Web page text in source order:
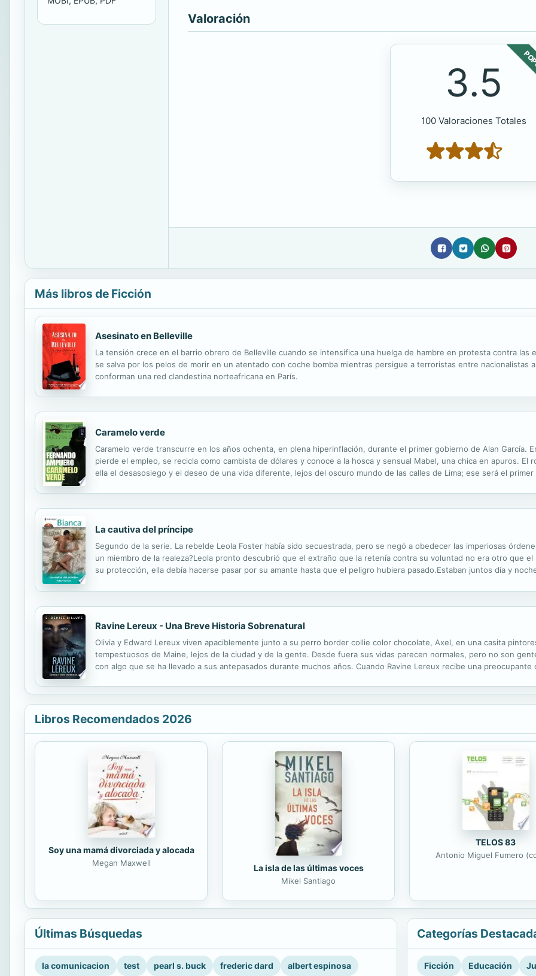
Valoración
3.5
100 Valoraciones Totales
Más libros de Ficción
Asesinato en Belleville
La tensión crece en el barrio obrero de Belleville cuando se intensifica una huelga de hambre en protesta contra las
se salva por los pelos de morir en un atentado con coche bomba mientras persigue a terroristas entre nacionalistas
conforman una red clandestina norteafricana en París.
Caramelo verde
Caramelo verde transcurre en los años ochenta, en plena hiperinflación, durante el primer gobierno de Alan García.
pierde el empleo, se recicla como cambista de dólares y conoce a la hosca y sensual Mabel, una chica en apuros. El
ella el desasosiego y el deseo de una vida diferente, lejos del oscuro mundo de las calles de Lima; ese será el
La cautiva del príncipe
Segundo de la serie. La rebelde Leola Foster había sido secuestrada, pero se negó a obedecer las imperiosas
un miembro de la realeza?Leola pronto descubrió que el extraño que la retenía contra su voluntad no era otro que
su protección, ella debía hacerse pasar por su amante hasta que el peligro hubiera pasado.Estaban juntos día y
Ravine Lereux - Una Breve Historia Sobrenatural
Olivia y Edward Lereux viven apaciblemente junto a su perro border collie color chocolate, Axel, en una casita
tempestuosos de Maine, lejos de la ciudad y de la gente. Desde fuera sus vidas parecen normales, pero no son
con algo que se ha llevado a sus antepasados durante muchos años. Cuando Ravine Lereux recibe una
Libros Recomendados 2026
Soy una mamá divorciada y alocada
Megan Maxwell La isla de las últimas voces
Mikel Santiago
TELOS 83
Antonio Miguel Fumero
Últimas Búsquedas
la comunicacion test pearl s. buck frederic dard albert espinosa
Categorías
Ficción Educación